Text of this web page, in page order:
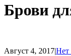
Брови
Август 4, 2017|Нет